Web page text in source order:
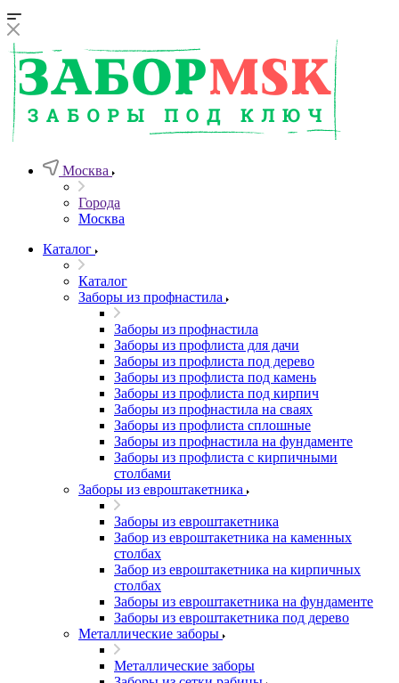
Москва
Города
Москва
Каталог
Каталог
Заборы из профнастила
Заборы из профнастила
Заборы из профлиста для дачи
Заборы из профлиста под дерево
Заборы из профлиста под камень
Заборы из профлиста под кирпич
Заборы из профнастила на сваях
Заборы из профлиста сплошные
Заборы из профнастила на фундаменте
Заборы из профлиста с кирпичными
столбами
Заборы из евроштакетника
Заборы из евроштакетника
Забор из евроштакетника на каменных
столбах
Забор из евроштакетника на кирпичных
столбах
Заборы из евроштакетника на фундаменте
Заборы из евроштакетника под дерево
Металлические заборы
Металлические заборы